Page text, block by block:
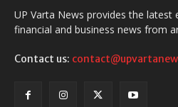
UP Varta News provides the
financial and business news from
Contact us: